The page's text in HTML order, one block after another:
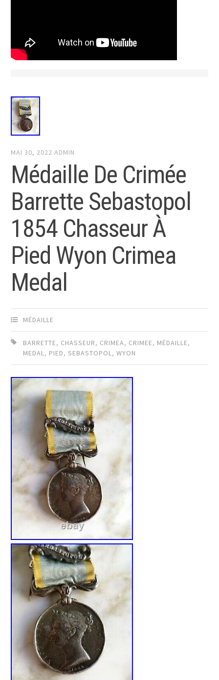
MAI 30, 2022 ADMIN
Médaille De Crimée
Barrette Sebastopol
1854 Chasseur À
Pied Wyon Crimea
Medal
MÉDAILLE
BARRETTE, CHASSEUR, CRIMEA, CRIMEE, MÉDAILLE,
MEDAL, PIED,SEBASTOPOL,WYON